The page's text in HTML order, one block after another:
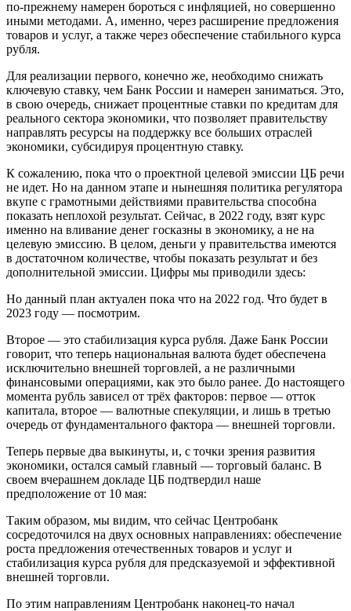
по-прежнему намерен бороться с инфляцией, но совершенно
иными методами. А, именно, через расширение предложения
товаров и услуг, а также через обеспечение стабильного курса
рубля.
Для реализации первого, конечно же, необходимо снижать
ключевую ставку, чем Банк России и намерен заниматься. Это,
в свою очередь, снижает процентные ставки по кредитам для
реального сектора экономики, что позволяет правительству
направлять ресурсы на поддержку все больших отраслей
экономики, субсидируя процентную ставку.
К сожалению, пока что о проектной целевой эмиссии ЦБ речи
не идет. Но на данном этапе и нынешняя политика регулятора
вкупе с грамотными действиями правительства способна
показать неплохой результат. Сейчас, в 2022 году, взят курс
именно на вливание денег госказны в экономику, а не на
целевую эмиссию. В целом, деньги у правительства имеются
в достаточном количестве, чтобы показать результат и без
дополнительной эмиссии. Цифры мы приводили здесь:
Но данный план актуален пока что на 2022 год. Что будет в
2023 году — посмотрим.
Второе — это стабилизация курса рубля. Даже Банк России
говорит, что теперь национальная валюта будет обеспечена
исключительно внешней торговлей, а не различными
финансовыми операциями, как это было ранее. До настоящего
момента рубль зависел от трёх факторов: первое — отток
капитала, второе — валютные спекуляции, и лишь в третью
очередь от фундаментального фактора — внешней торговли.
Теперь первые два выкинуты, и, с точки зрения развития
экономики, остался самый главный — торговый баланс. В
своем вчерашнем докладе ЦБ подтвердил наше
предположение от 10 мая:
Таким образом, мы видим, что сейчас Центробанк
сосредоточился на двух основных направлениях: обеспечение
роста предложения отечественных товаров и услуг и
стабилизация курса рубля для предсказуемой и эффективной
внешней торговли.
По этим направлениям Центробанк наконец-то начал